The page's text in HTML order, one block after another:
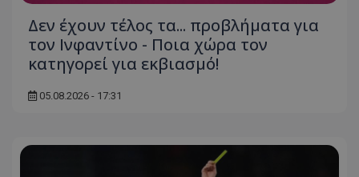
Δεν έχουν τέλος τα... προβλήματα για
τον Ινφαντίνο - Ποια χώρα τον
κατηγορεί για εκβιασμό!
05.08.2026 - 17:31